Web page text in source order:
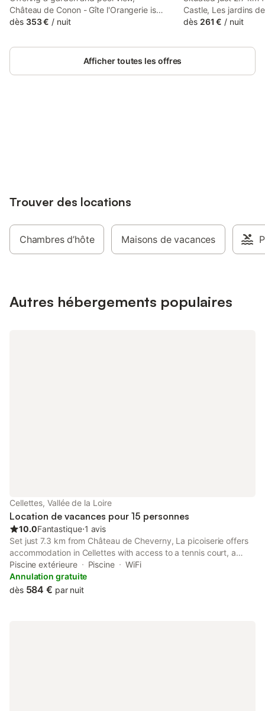
Château de Conon - Gîte l'Orangerie is
situated in Cellettes, 10 km from Chateau
St. Louis of Blois. The air-conditioned
accommodation is 4.
dès 353 € / nuit
Castle, Les jardins
provides
a 24-hour front desk.
dès 261 € / nuit
Afficher toutes les offres
Trouver des locations
Chambres d’hôte Maisons de vacances
Autres hébergements populaires
Cellettes, Vallée de la Loire
Location de vacances pour 15 personnes
10.0Fantastique⋅1 avis
Set just 7.3 km from Château de Cheverny, La picoiserie offers
accommodation in Cellettes with access to a tennis court, a
shared lounge, as well as private check-in and check-out.
Piscine extérieure Piscine
WiFi
Annulation gratuite
dès 584 € par nuit